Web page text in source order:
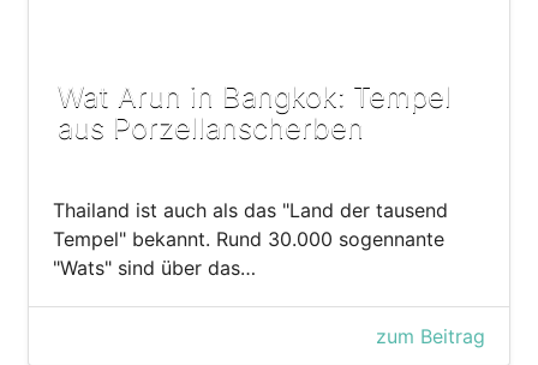
Wat Arun in Bangkok: Tempel
aus Porzellanscherben
Thailand ist auch als das "Land der tausend
Tempel" bekannt. Rund 30.000 sogennante
"Wats" sind über das…
zum Beitrag